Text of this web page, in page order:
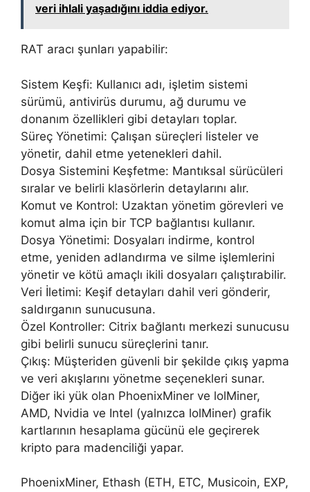
veri ihlali yaşadığını iddia ediyor.
RAT aracı şunları yapabilir:
Sistem Keşfi: Kullanıcı adı, işletim sistemi
sürümü, antivirüs durumu, ağ durumu ve
donanım özellikleri gibi detayları toplar.
Süreç Yönetimi: Çalışan süreçleri listeler ve
yönetir, dahil etme yetenekleri dahil.
Dosya Sistemini Keşfetme: Mantıksal sürücüleri
sıralar ve belirli klasörlerin detaylarını alır.
Komut ve Kontrol: Uzaktan yönetim görevleri ve
komut alma için bir TCP bağlantısı kullanır.
Dosya Yönetimi: Dosyaları indirme, kontrol
etme, yeniden adlandırma ve silme işlemlerini
yönetir ve kötü amaçlı ikili dosyaları çalıştırabilir.
Veri İletimi: Keşif detayları dahil veri gönderir,
saldırganın sunucusuna.
Özel Kontroller: Citrix bağlantı merkezi sunucusu
gibi belirli sunucu süreçlerini tanır.
Çıkış: Müşteriden güvenli bir şekilde çıkış yapma
ve veri akışlarını yönetme seçenekleri sunar.
Diğer iki yük olan PhoenixMiner ve lolMiner,
AMD, Nvidia ve Intel (yalnızca lolMiner) grafik
kartlarının hesaplama gücünü ele geçirerek
kripto para madenciliği yapar.
PhoenixMiner, Ethash (ETH, ETC, Musicoin, EXP,